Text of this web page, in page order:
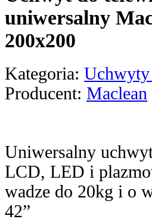
uniwersalny
200x200
Kategoria:
Producent: Maclean
Uniwersalny
LCD, LED i
wadze do 20kg i o
42”